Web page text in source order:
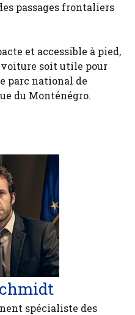
passages frontaliers
et accessible à pied,
voiture soit utile pour
parc national de
du Monténégro.
spécialiste des